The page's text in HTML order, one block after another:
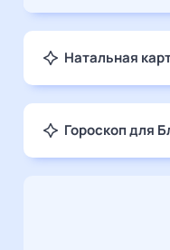
Натальная
Гороскоп для